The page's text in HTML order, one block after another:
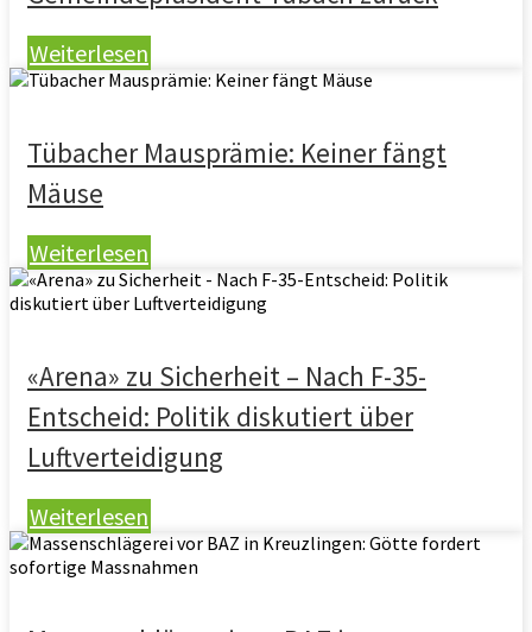
Weiterlesen
Tübacher Mausprämie: Keiner fängt
Mäuse
Weiterlesen
«Arena» zu Sicherheit – Nach F-35-
Entscheid: Politik diskutiert über
Luftverteidigung
Weiterlesen